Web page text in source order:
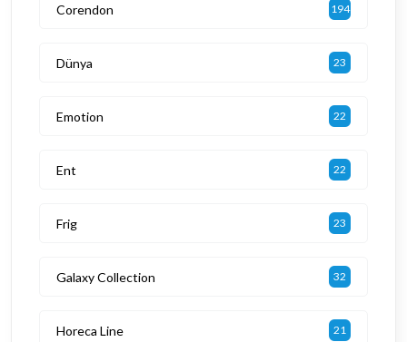
Corendon 194
Dünya 23
Emotion 22
Ent 22
Frig 23
Galaxy Collection 32
Horeca Line 21